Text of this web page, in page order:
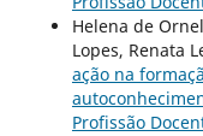
Helena de
Lopes, Renata
ação na
Profissão